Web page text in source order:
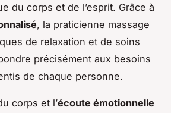
du corps et de l’esprit. Grâce à
, la praticienne massage
de relaxation et de soins
précisément aux besoins
de chaque personne.
corps et l’écoute émotionnelle